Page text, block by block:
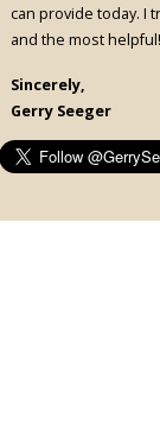
can provide today. I
and the most helpful!
Sincerely,
Gerry Seeger